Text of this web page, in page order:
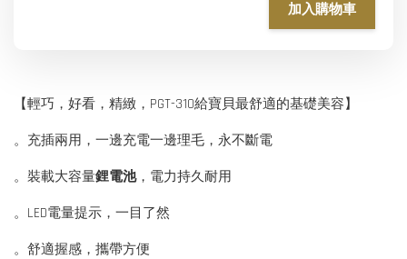
加入購物車
【輕巧，好看，精緻，PGT-310給寶貝最舒適的基礎美容】
。充插兩用，一邊充電一邊理毛，永不斷電
。裝載大容量鋰電池，電力持久耐用
。LED電量提示，一目了然
。舒適握感，攜帶方便